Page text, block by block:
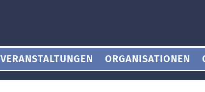
VERANSTALTUNGEN ORGANISATIONEN